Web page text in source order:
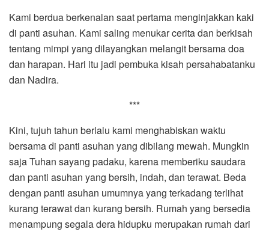
Kami berdua berkenalan saat pertama menginjakkan kaki
di panti asuhan. Kami saling menukar cerita dan berkisah
tentang mimpi yang dilayangkan melangit bersama doa
dan harapan. Hari itu jadi pembuka kisah persahabatanku
dan Nadira.
***
Kini, tujuh tahun berlalu kami menghabiskan waktu
bersama di panti asuhan yang dibilang mewah. Mungkin
saja Tuhan sayang padaku, karena memberiku saudara
dan panti asuhan yang bersih, indah, dan terawat. Beda
dengan panti asuhan umumnya yang terkadang terlihat
kurang terawat dan kurang bersih. Rumah yang bersedia
menampung segala dera hidupku merupakan rumah dari